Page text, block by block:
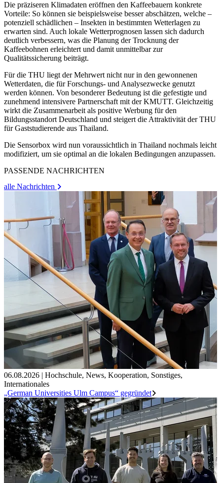
Die präziseren Klimadaten eröffnen den Kaffeebauern konkrete
Vorteile: So können sie beispielsweise besser abschätzen, welche –
potenziell schädlichen – Insekten in bestimmten Wetterlagen zu
erwarten sind. Auch lokale Wetterprognosen lassen sich dadurch
deutlich verbessern, was die Planung der Trocknung der
Kaffeebohnen erleichtert und damit unmittelbar zur
Qualitätssicherung beiträgt.
Für die THU liegt der Mehrwert nicht nur in den gewonnenen
Wetterdaten, die für Forschungs- und Analysezwecke genutzt
werden können. Von besonderer Bedeutung ist die gefestigte und
zunehmend intensivere Partnerschaft mit der KMUTT. Gleichzeitig
wirkt die Zusammenarbeit als positive Werbung für den
Bildungsstandort Deutschland und steigert die Attraktivität der THU
für Gaststudierende aus Thailand.
Die Sensorbox wird nun voraussichtlich in Thailand nochmals leicht
modifiziert, um sie optimal an die lokalen Bedingungen anzupassen.
PASSENDE NACHRICHTEN
alle Nachrichten
06.08.2026 | Hochschule, News, Kooperation, Sonstiges,
Internationales
„German Universities Ulm Campus“ gegründet